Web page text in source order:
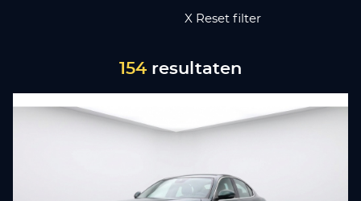
X Reset filter
154 resultaten